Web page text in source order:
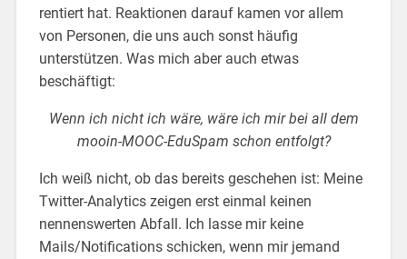
rentiert hat. Reaktionen darauf kamen vor allem
von Personen, die uns auch sonst häufig
unterstützen. Was mich aber auch etwas
beschäftigt:
Wenn ich nicht ich wäre, wäre ich mir bei all dem
mooin-MOOC-EduSpam schon entfolgt?
Ich weiß nicht, ob das bereits geschehen ist: Meine
Twitter-Analytics zeigen erst einmal keinen
nennenswerten Abfall. Ich lasse mir keine
Mails/Notifications schicken, wenn mir jemand